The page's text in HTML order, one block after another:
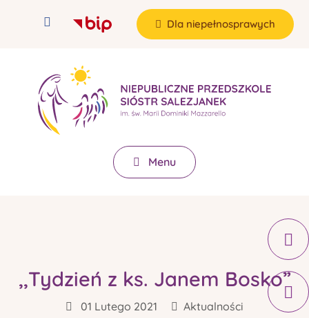
Dla niepełnosprawych
Menu
,,Tydzień z ks. Janem Bosko”
01 Lutego 2021 Aktualności